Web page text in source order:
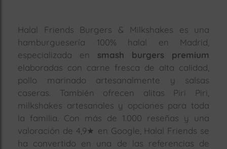
Halal Friends Burgers & Milkshakes es una
hamburguesería 100% halal en Madrid,
especializada en smash burgers premium
elaboradas con carne fresca de alta calidad,
pollo marinado artesanalmente y salsas
caseras. También ofrecen alitas Piri Piri,
milkshakes artesanales y opciones para toda
la familia. Con más de 1.000 reseñas y una
valoración de 4,9★ en Google, Halal Friends se
ha convertido en una de las referencias de